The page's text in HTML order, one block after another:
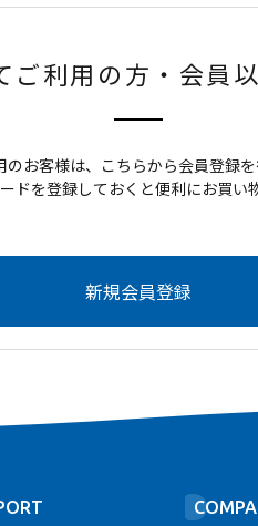
ご利用の方・会員
お客様は、こちらから会員登録を
ドを登録しておくと便利にお買い